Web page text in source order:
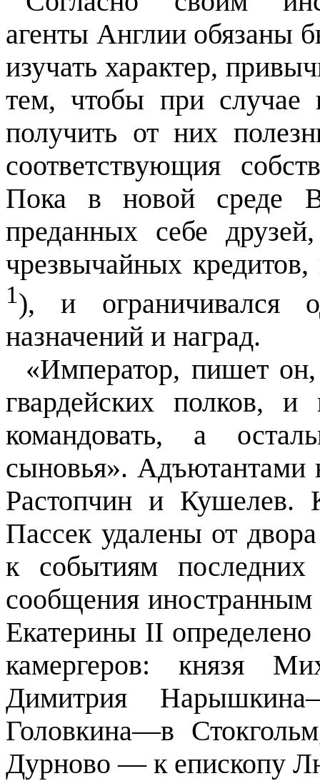
агенты Англии обязаны
изучать характер,
тем, чтобы при случае
получить от них
соответствующия
Пока в новой среде
преданных себе
чрезвычайных
1), и ограничивался
назначений и наград.
«Император, пишет
гвардейских полков,
командовать, а
сыновья».
Растопчин и Кушелев.
Пассек удалены от
к событиям
сообщения
Екатерины II определено
камергеров: князя
Димитрия
Головкина—в
Дурново — к епископу